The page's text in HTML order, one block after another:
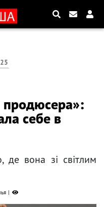
продюсера»:
себе в
де вона зі світлим